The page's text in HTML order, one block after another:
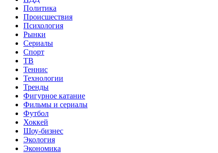
Политика
Происшествия
Психология
Рынки
Сериалы
Спорт
ТВ
Теннис
Технологии
Тренды
Фигурное катание
Фильмы и сериалы
Футбол
Хоккей
Шоу-бизнес
Экология
Экономика